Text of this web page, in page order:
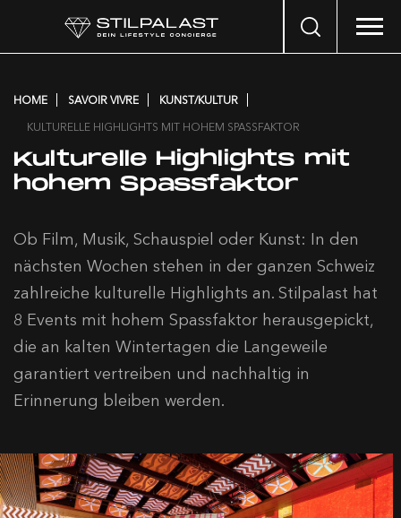
Search
HOME SAVOIR VIVRE
KUNST/KULTUR
KULTURELLE HIGHLIGHTS MIT HOHEM SPASSFAKTOR
Kulturelle Highlights mit
hohem Spassfaktor
Ob Film, Musik, Schauspiel oder Kunst: In den
nächsten Wochen stehen in der ganzen Schweiz
zahlreiche kulturelle Highlights an. Stilpalast hat
8 Events mit hohem Spassfaktor herausgepickt,
die an kalten Wintertagen die Langeweile
garantiert vertreiben und nachhaltig in
Erinnerung bleiben werden.